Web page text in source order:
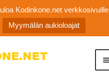
Kodinkone.net verkkosivuille
Myymälän aukioloajat